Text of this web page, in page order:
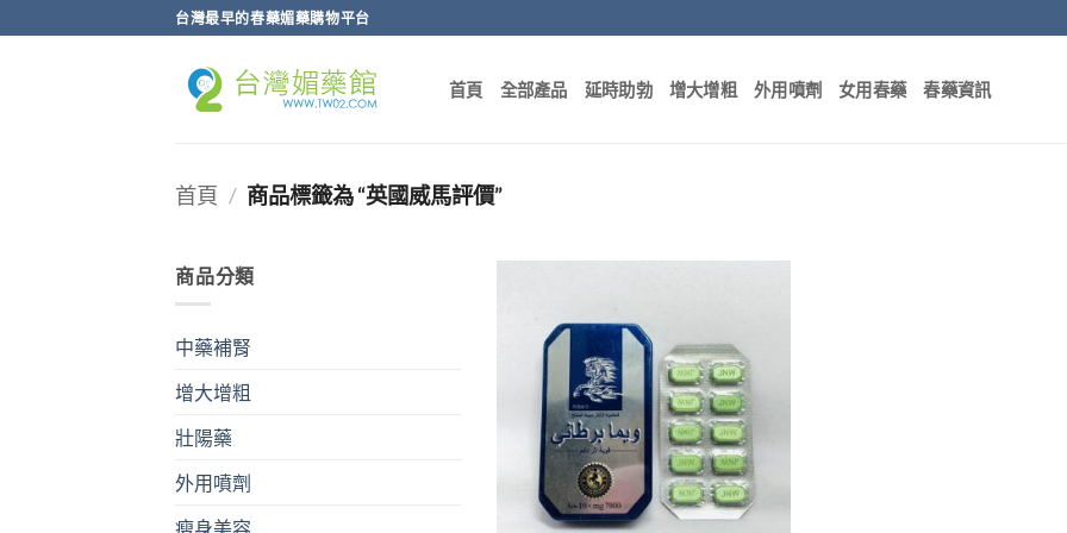
轉
台灣最早的春藥媚藥購物平台
首頁 全部產品 延時助勃 增大增粗 外用噴劑 女用春藥 春藥資訊
首頁 / 商品標籤為 “英國威馬評價”
商品分類
中藥補腎
增大增粗
壯陽藥
外用噴劑
瘦身美容